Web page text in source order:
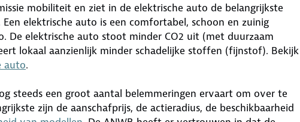
mobiliteit en ziet in de elektrische auto de belangrijkste
elektrische auto is een comfortabel, schoon en zuinig
elektrische auto stoot minder CO2 uit (met duurzaam
lokaal aanzienlijk minder schadelijke stoffen (fijnstof). Bekijk
auto.
steeds een groot aantal belemmeringen ervaart om over te
zijn de aanschafprijs, de actieradius, de beschikbaarheid